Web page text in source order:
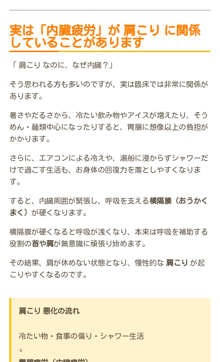
実は「内臓疲労」が 肩こり に関係
していることがあります
「 肩こり なのに、なぜ内臓？」
そう思われる方も多いのですが、実は臨床では非常に関係が
あります。
暑さやだるさから、冷たい飲み物やアイスが増えたり、そう
めん・麺類中心になったりすると、胃腸に想像以上の負担が
かかります。
さらに、エアコンによる冷えや、湯船に浸からずシャワーだ
けで過ごす生活も、お身体の回復力を落としやすくなりま
す。
すると、内臓周囲が緊張し、呼吸を支える横隔膜（おうかく
まく） が硬くなります。
横隔膜が硬くなると呼吸が浅くなり、本来は呼吸を補助する
役割の首や肩が無意識に頑張り始めます。
その結果、肩が休めない状態となり、慢性的な 肩こり が起
こりやすくなるのです。
肩こり 悪化の流れ
冷たい物・食事の偏り・シャワー生活
↓